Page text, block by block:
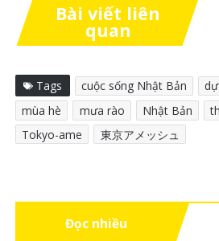
Bài viết liên
quan
Tags cuộc sống Nhật Bản
mùa hè
mưa rào Nhật Bản
Tokyo-ame
東京アメッシュ
Đọc nhiều